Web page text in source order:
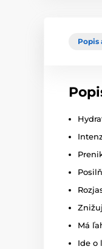
Popis
Má
Ide o